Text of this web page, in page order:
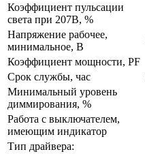
Коэффициент пульсации
света при 207В, %
Напряжение рабочее,
минимальное, В
Коэффициент мощности, PF
Срок службы, час
Минимальный уровень
диммирования, %
Работа с выключателем,
имеющим индикатор
Тип драйвера: